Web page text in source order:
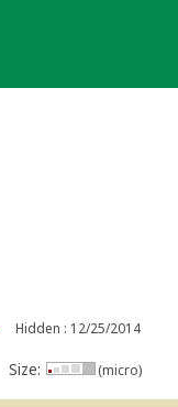
Hidden : 12/25/2014
Size: (micro)